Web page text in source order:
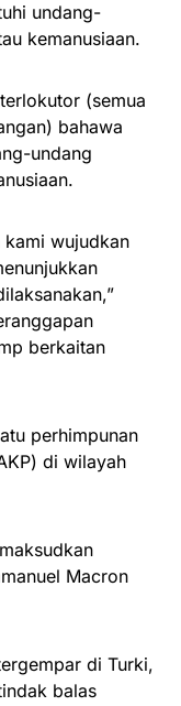
undang-
kemanusiaan.
(semua
bahawa
undang
kami wujudkan
berkaitan
perhimpunan
di wilayah
Macron
di Turki,
balas